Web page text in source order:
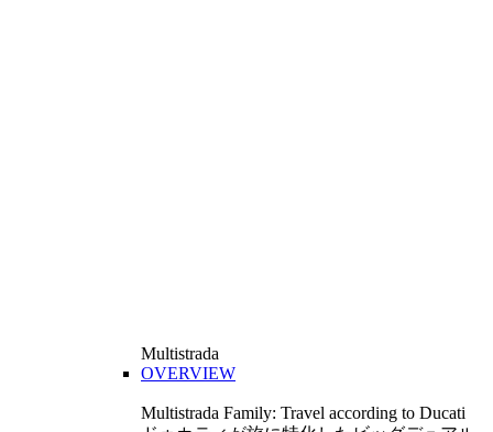
Multistrada
OVERVIEW
Multistrada Family: Travel according to Ducati